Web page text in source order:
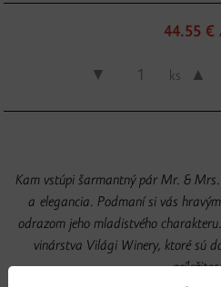
44.55 €
▼ ks ▲
Kam vstúpi šarmantný pár Mr. &
a elegancia. Podmaní si vás
odrazom jeho mladistvého
vinárstva Világi Winery, ktoré sú